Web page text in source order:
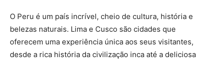
O Peru é um país incrível, cheio de cultura, história e
belezas naturais. Lima e Cusco são cidades que
oferecem uma experiência única aos seus visitantes,
desde a rica história da civilização inca até a deliciosa